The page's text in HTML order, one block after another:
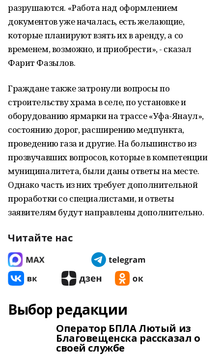
разрушаются. «Работа над оформлением
документов уже началась, есть желающие,
которые планируют взять их в аренду, а со
временем, возможно, и приобрести», - сказал
Фарит Фазылов.
Граждане также затронули вопросы по
строительству храма в селе, по установке и
оборудованию ярмарки на трассе «Уфа-Янаул»,
состоянию дорог, расширению медпункта,
проведению газа и другие. На большинство из
прозвучавших вопросов, которые в компетенции
муниципалитета, были даны ответы на месте.
Однако часть из них требует дополнительной
проработки со специалистами, и ответы
заявителям будут направлены дополнительно.
Читайте нас
Выбор редакции
Оператор БПЛА Лютый из
Благовещенска рассказал о
своей службе